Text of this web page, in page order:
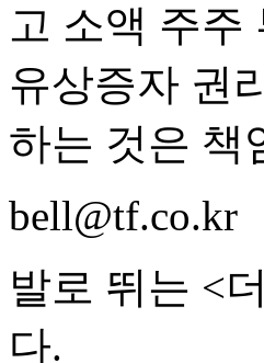
고 소액 주주
유상증자 권
하는 것은 책
bell@tf.co.kr
발로 뛰는 <
다.